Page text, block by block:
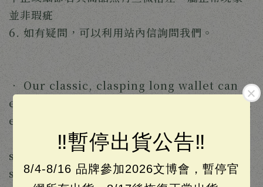
‼️暫停出貨公告‼️
8/4-8/16 品牌參加2026文博會，暫停官
並非瑕疵
6. 如有疑問，可以利用站內信詢問我們。
‧ Our classic, clasping long wallet can
easily fit all your daily essentials without
extra bulk.
‧ Featuring an elegant and timeless
silhouette, this slim wallet has eight
slots for cards, two pockets for bills, a